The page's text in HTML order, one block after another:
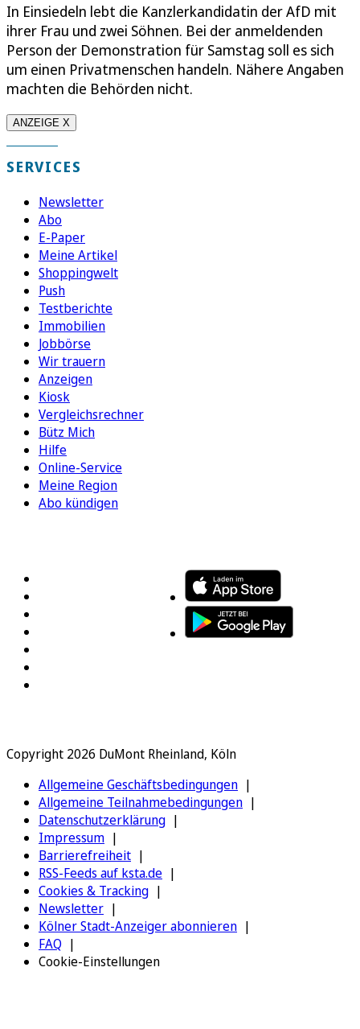
In Einsiedeln lebt die Kanzlerkandidatin der AfD mit
ihrer Frau und zwei Söhnen. Bei der anmeldenden
Person der Demonstration für Samstag soll es sich
um einen Privatmenschen handeln. Nähere Angaben
machten die Behörden nicht.
ANZEIGE X
SERVICES
Newsletter
Abo
E-Paper
Meine Artikel
Shoppingwelt
Push
Testberichte
Immobilien
Jobbörse
Wir trauern
Anzeigen
Kiosk
Vergleichsrechner
Bütz Mich
Hilfe
Online-Service
Meine Region
Abo kündigen
Copyright 2026 DuMont Rheinland, Köln
Allgemeine Geschäftsbedingungen
Allgemeine Teilnahmebedingungen
Datenschutzerklärung
Impressum
Barrierefreiheit
RSS-Feeds auf ksta.de
Cookies & Tracking
Newsletter
Kölner Stadt-Anzeiger abonnieren
FAQ
Cookie-Einstellungen